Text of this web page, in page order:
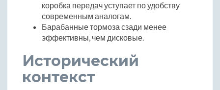
коробка передач уступает по удобству
современным аналогам.
Барабанные тормоза сзади менее
эффективны, чем дисковые.
Исторический
контекст